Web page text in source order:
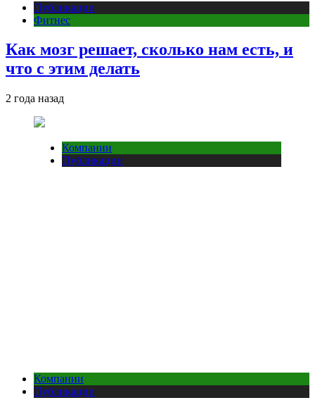
Публикации
Фитнес
Как мозг решает, сколько нам есть, и
что с этим делать
2 года назад
Компании
Публикации
Компании
Публикации